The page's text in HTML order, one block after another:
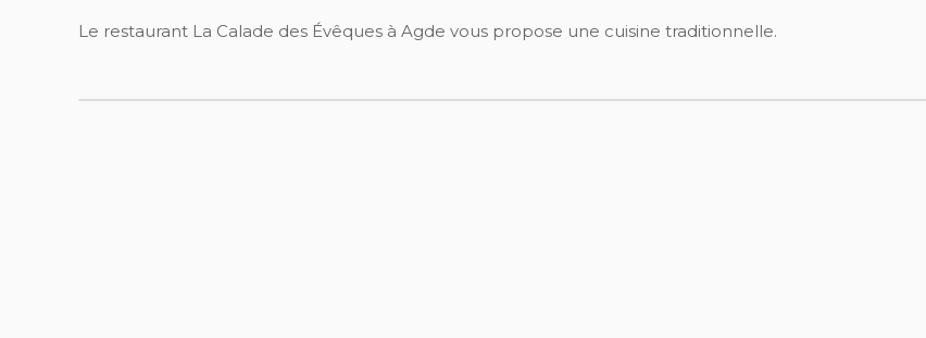
Le restaurant La Calade des Évêques à Agde vous propose une cuisine traditionnelle.